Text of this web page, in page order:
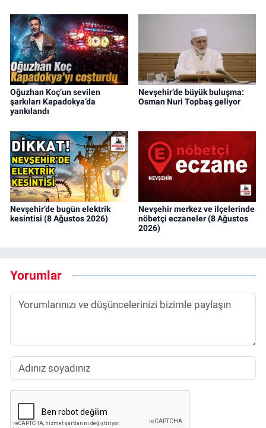
Oğuzhan Koç’un sevilen
şarkıları Kapadokya’da
yankılandı
Nevşehir’de büyük buluşma:
Osman Nuri Topbaş geliyor
Nevşehir’de bugün elektrik
kesintisi (8 Ağustos 2026)
Nevşehir merkez ve ilçelerinde
nöbetçi eczaneler (8 Ağustos
2026)
Yorumlar